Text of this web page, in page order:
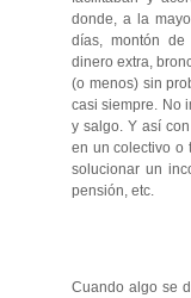
donde, a la
días, montón
dinero extra,
(o menos) sin
casi siempre. No
y salgo. Y así
en un colectivo o
solucionar un
pensión, etc.
Cuando algo se